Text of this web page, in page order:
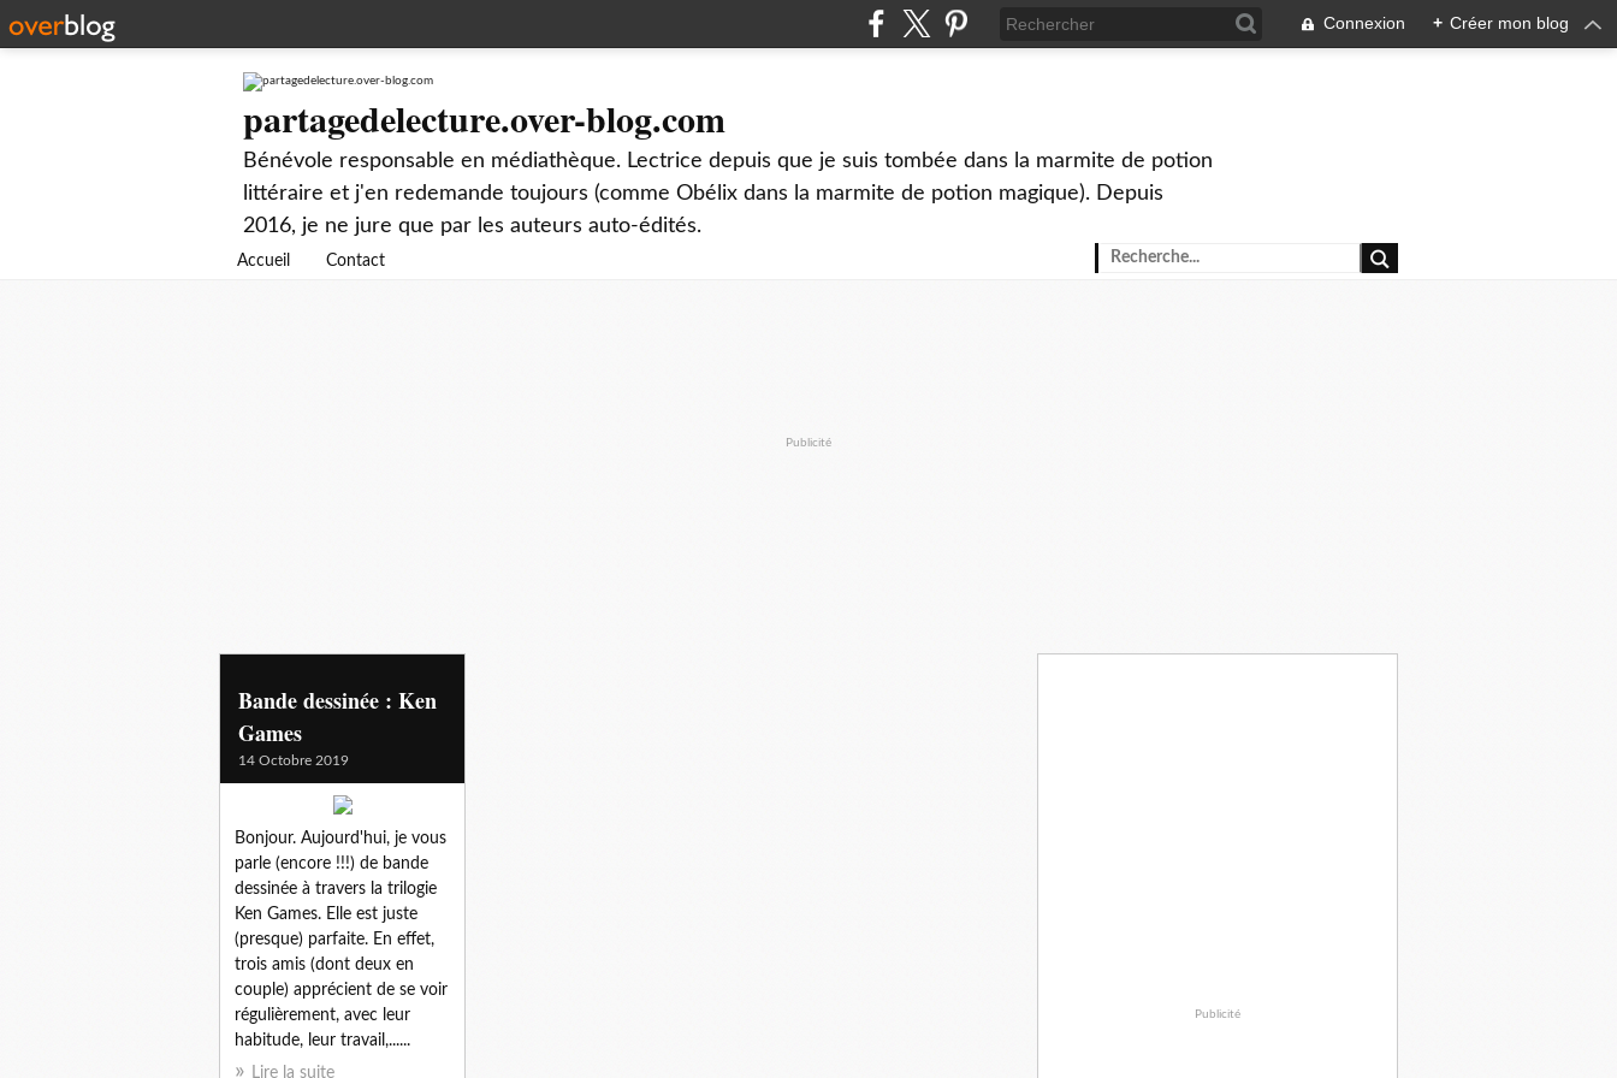
Connexion + Créer mon blog
partagedelecture.over-blog.com
Bénévole responsable en médiathèque. Lectrice depuis que je suis tombée dans la marmite de potion
littéraire et j'en redemande toujours (comme Obélix dans la marmite de potion magique). Depuis
2016, je ne jure que par les auteurs auto-édités.
Accueil Contact
Publicité
bandedessinees
Bande dessinée : Ken
Games
14 Octobre 2019
Bonjour. Aujourd'hui, je vous
parle (encore !!!) de bande
dessinée à travers la trilogie
Ken Games. Elle est juste
(presque) parfaite. En effet,
trois amis (dont deux en
couple) apprécient de se voir
régulièrement, avec leur
habitude, leur travail,......
Lire la suite
Publicité